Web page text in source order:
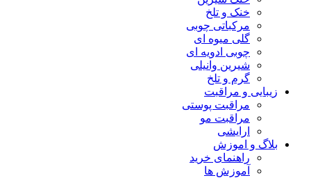
خنک و تلخ
مرکباتی چوبی
گلی میوه ای
چوبی ادویه ای
شیرین وانیلی
گرم و تلخ
زیبایی و مراقبت
مراقبت پوستی
مراقبت مو
ارایشی
بلاگ و اموزش
راهنمای خرید
آموزش ها